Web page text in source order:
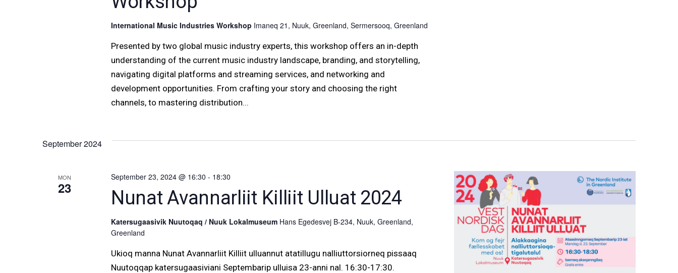
International Music Industries Workshop Imaneq 21, Nuuk, Greenland, Sermersooq, Greenland
Presented by two global music industry experts, this workshop offers an in-depth
understanding of the current music industry landscape, branding, and storytelling,
navigating digital platforms and streaming services, and networking and
development opportunities. From crafting your story and choosing the right
channels, to mastering distribution...
September 2024
MON
23 Nunat Avannarliit Killiit Ulluat 2024
September 23, 2024 @ 16:30 - 18:30
Katersugaasivik Nuutoqaq / Nuuk Lokalmuseum Hans Egedesvej B-234, Nuuk, Greenland,
Greenland
Ukioq manna Nunat Avannarliit Killiit ulluannut atatillugu nalliuttorsiorneq pissaaq
Nuutoqqap katersugaasiviani Septembarip ulluisa 23-anni nal. 16:30-17:30.